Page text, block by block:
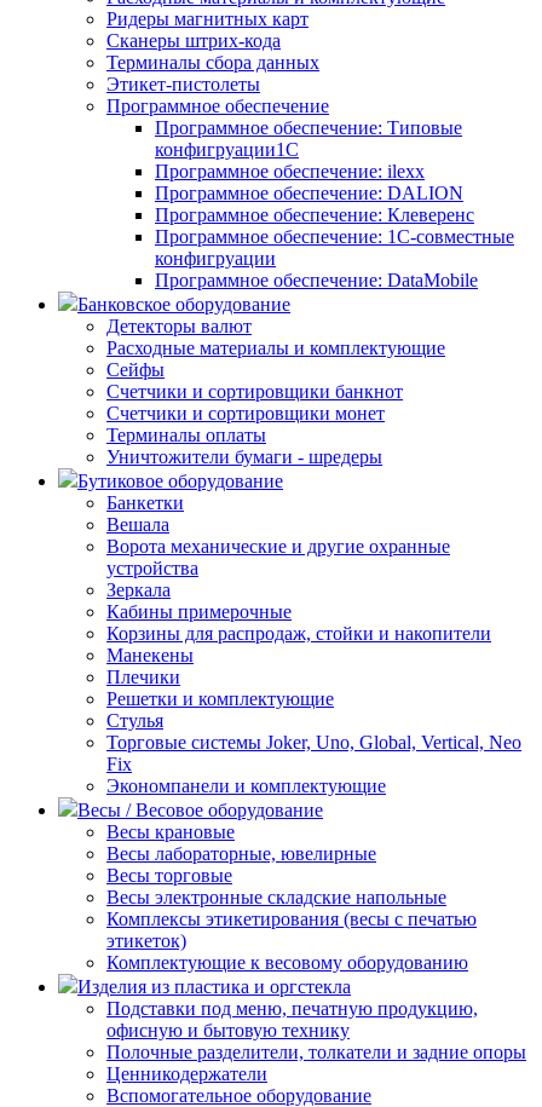
Ридеры магнитных карт
Сканеры штрих-кода
Терминалы сбора данных
Этикет-пистолеты
Программное обеспечение
Программное обеспечение: Типовые
конфигруации1С
Программное обеспечение: ilexx
Программное обеспечение: DALION
Программное обеспечение: Клеверенс
Программное обеспечение: 1С-совместные
конфигруации
Программное обеспечение: DataMobile
Банковское оборудование
Детекторы валют
Расходные материалы и комплектующие
Сейфы
Счетчики и сортировщики банкнот
Счетчики и сортировщики монет
Терминалы оплаты
Уничтожители бумаги - шредеры
Бутиковое оборудование
Банкетки
Вешала
Ворота механические и другие охранные
устройства
Зеркала
Кабины примерочные
Корзины для распродаж, стойки и накопители
Манекены
Плечики
Решетки и комплектующие
Стулья
Торговые системы Joker, Uno, Global, Vertical, Neo
Fix
Экономпанели и комплектующие
Весы / Весовое оборудование
Весы крановые
Весы лабораторные, ювелирные
Весы торговые
Весы электронные складские напольные
Комплексы этикетирования (весы с печатью
этикеток)
Комплектующие к весовому оборудованию
Изделия из пластика и оргстекла
Подставки под меню, печатную продукцию,
офисную и бытовую технику
Полочные разделители, толкатели и задние опоры
Ценникодержатели
Вспомогательное оборудование